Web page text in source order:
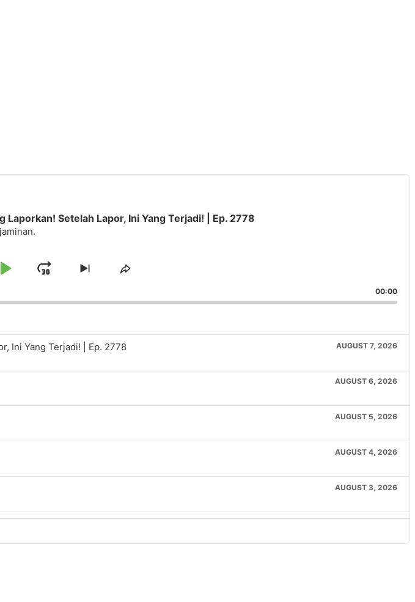
Setelah Lapor, Ini Yang Terjadi! | Ep. 2778
Play JumpSkip
next
Share
Episode
00:00
Ini Yang Terjadi! | Ep. 2778
AUGUST 7, 2026
AUGUST 6, 2026
AUGUST 5, 2026
AUGUST 4, 2026
AUGUST 3, 2026